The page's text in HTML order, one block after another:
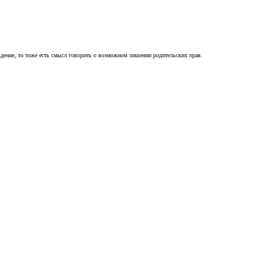
то тоже есть смысл говорить о возможном лишении родительских прав.